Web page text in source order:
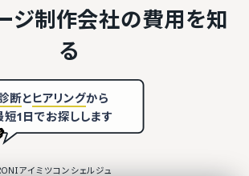
ジ制作会社の費用を知
る
断とヒアリングから
短1日でお探しします